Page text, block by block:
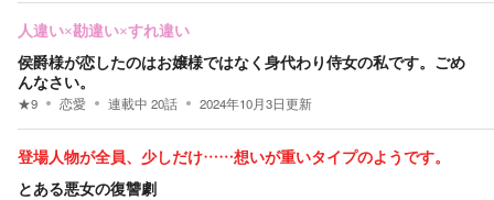
人違い×勘違い×すれ違い
侯爵様が恋したのはお嬢様ではなく身代わり侍女の私です。ごめ
んなさい。
★9 恋愛 連載中 20話 2024年10月3日更新
登場人物が全員、少しだけ……想いが重いタイプのようです。
とある悪女の復讐劇